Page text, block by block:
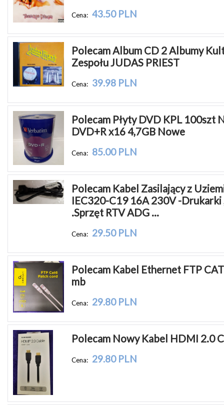
Cena: 43.50 PLN
Polecam Album CD 2 Albumy
Zespołu JUDAS PRIEST
Cena: 39.98 PLN
Polecam Płyty DVD KPL 100szt
DVD+R x16 4,7GB Nowe
Cena: 85.00 PLN
Polecam Kabel Zasilający z
IEC320-C19 16A 230V -Drukarki
.Sprzęt RTV ADG ...
Cena: 29.50 PLN
Polecam Kabel Ethernet FTP
mb
Cena: 29.80 PLN
Polecam Nowy Kabel HDMI 2.0
Cena: 29.80 PLN